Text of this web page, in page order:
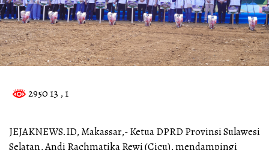
2950 13 , 1
JEJAKNEWS.ID, Makassar,- Ketua DPRD Provinsi Sulawesi
Selatan, Andi Rachmatika Rewi (Cicu), mendampingi